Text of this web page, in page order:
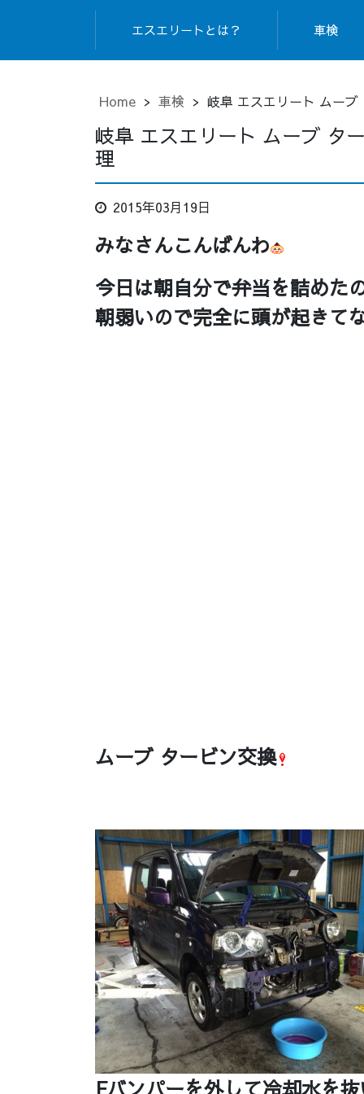
エスエリートとは？ 車検
Home > 車検 > 岐阜 エスエリート ムー
岐阜 エスエリート ムーブ タ
理
2015年03月19日
みなさんこんばんわ
今日は朝自分で弁当を詰めた
朝弱いので完全に頭が起きて
ムーブ タービン交換
Fバンパーを外して冷却水を